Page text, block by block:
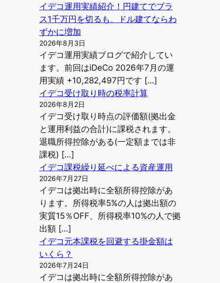
イデコ運用実績紹介！円建てでプラ
ス1千万円を切るも、ドル建てならわ
ずかに増加
2026年8月3日
イデコ運用実績ブログで紹介してい
ます。前回はiDeCo 2026年7月の運
用実績 +10,282,497円です […]
イデコ受け取り時の税率計算
2026年8月2日
イデコ受け取り時点の評価額(拠出金
と運用利益の合計)に課税されます。
退職所得控除がある(一定額までは非
課税) […]
イデコ課税繰り延べによる資産運用
2026年7月27日
イデコは拠出時に全額所得控除があ
ります。所得税率5%の人は拠出額の
実質15％OFF、所得税率10%の人で拠
出額 […]
イデコ元本課税を回避する掛金額は
いくら？
2026年7月24日
イデコは拠出時に全額所得控除があ